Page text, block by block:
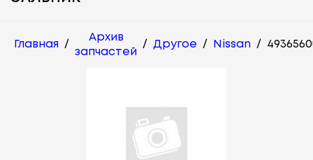
Главная /
Архив
запчастей
/ Другое / Nissan /